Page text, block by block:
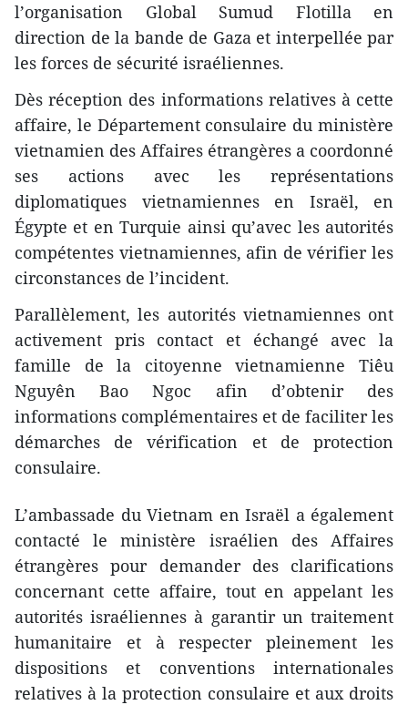
l’organisation Global Sumud Flotilla en
direction de la bande de Gaza et interpellée par
les forces de sécurité israéliennes.
Dès réception des informations relatives à cette
affaire, le Département consulaire du ministère
vietnamien des Affaires étrangères a coordonné
ses actions avec les représentations
diplomatiques vietnamiennes en Israël, en
Égypte et en Turquie ainsi qu’avec les autorités
compétentes vietnamiennes, afin de vérifier les
circonstances de l’incident.
Parallèlement, les autorités vietnamiennes ont
activement pris contact et échangé avec la
famille de la citoyenne vietnamienne Tiêu
Nguyên Bao Ngoc afin d’obtenir des
informations complémentaires et de faciliter les
démarches de vérification et de protection
consulaire.
L’ambassade du Vietnam en Israël a également
contacté le ministère israélien des Affaires
étrangères pour demander des clarifications
concernant cette affaire, tout en appelant les
autorités israéliennes à garantir un traitement
humanitaire et à respecter pleinement les
dispositions et conventions internationales
relatives à la protection consulaire et aux droits